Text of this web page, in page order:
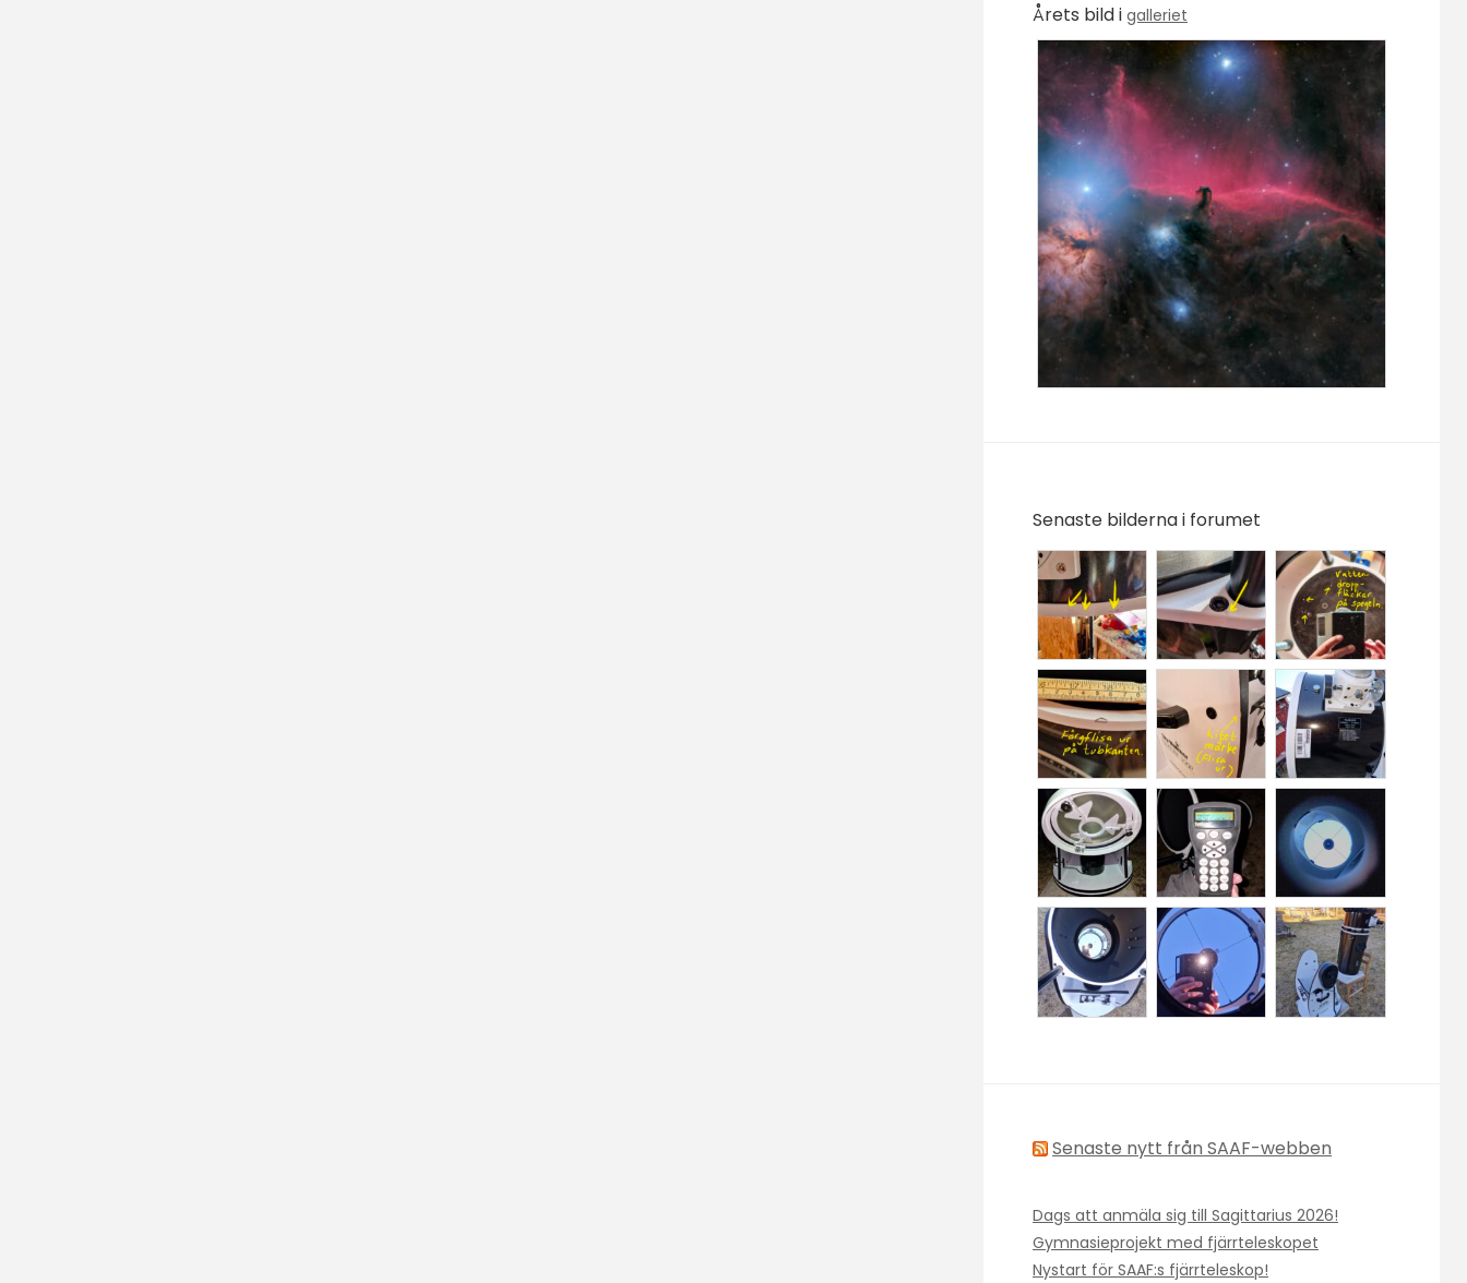
Årets bild i galleriet
Senaste bilderna i forumet
Senaste nytt från SAAF-webben
Dags att anmäla sig till Sagittarius 2026!
Gymnasieprojekt med fjärrteleskopet
Nystart för SAAF:s fjärrteleskop!